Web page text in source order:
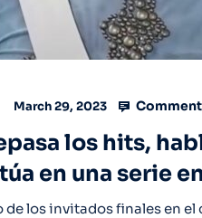
March 29, 2023
los hits,
en una serie
de los invitados finales en